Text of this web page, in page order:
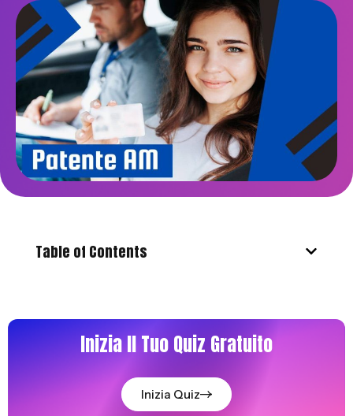
Table of Contents
Inizia Il Tuo Quiz Gratuito
Inizia Quiz